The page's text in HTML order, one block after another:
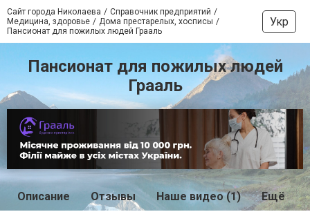
Сайт города Николаева
Справочник предприятий
Медицина, здоровье
Дома престарелых, хосписы
Пансионат для пожилых людей Грааль
Укр
Пансионат для пожилых людей
Грааль
Описание Отзывы Наше видео (1) Ещё